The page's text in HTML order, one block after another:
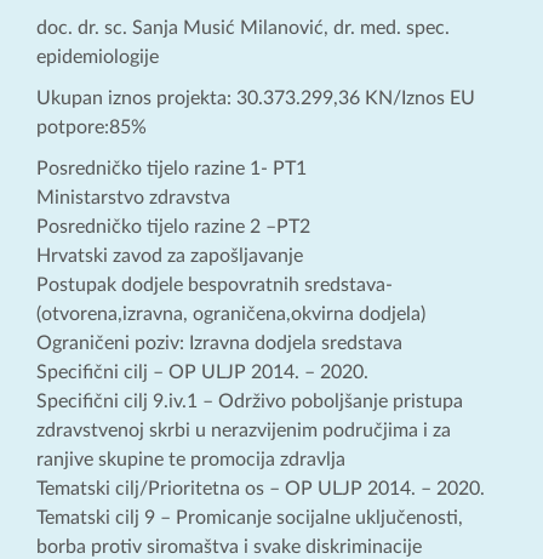
doc. dr. sc. Sanja Musić Milanović, dr. med. spec.
epidemiologije
Ukupan iznos projekta: 30.373.299,36 KN/Iznos EU
potpore:85%
Posredničko tijelo razine 1- PT1
Ministarstvo zdravstva
Posredničko tijelo razine 2 –PT2
Hrvatski zavod za zapošljavanje
Postupak dodjele bespovratnih sredstava-
(otvorena,izravna, ograničena,okvirna dodjela)
Ograničeni poziv: Izravna dodjela sredstava
Specifični cilj – OP ULJP 2014. – 2020.
Specifični cilj 9.iv.1 – Održivo poboljšanje pristupa
zdravstvenoj skrbi u nerazvijenim područjima i za
ranjive skupine te promocija zdravlja
Tematski cilj/Prioritetna os – OP ULJP 2014. – 2020.
Tematski cilj 9 – Promicanje socijalne uključenosti,
borba protiv siromaštva i svake diskriminacije